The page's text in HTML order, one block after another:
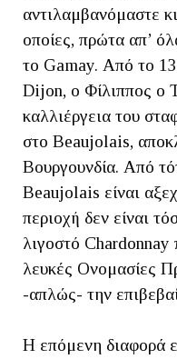
αντιλαμβανόμαστε
οποίες, πρώτα απ’
το Gamay. Από το
Dijon, ο Φίλιππος ο
καλλιέργεια του
στο Beaujolais,
Βουργουνδία. Από
Beaujolais είναι
περιοχή δεν είναι
λιγοστό Chardonnay
λευκές Ονομασίες
-απλώς- την
Η επόμενη διαφορά